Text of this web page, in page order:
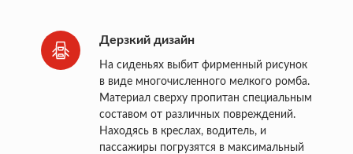
Дерзкий дизайн
На сиденьях выбит фирменный рисунок
в виде многочисленного мелкого ромба.
Материал сверху пропитан специальным
составом от различных повреждений.
Находясь в креслах, водитель, и
пассажиры погрузятся в максимальный